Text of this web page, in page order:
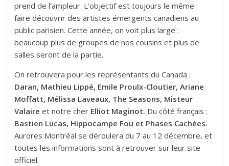
prend de l’ampleur. L’objectif est toujours le même :
faire découvrir des artistes émergents canadiens au
public parisien. Cette année, on voit plus large :
beaucoup plus de groupes de nos cousins et plus de
salles seront de la partie.
On retrouvera pour les représentants du Canada :
Daran, Mathieu Lippé, Emile Proulx-Cloutier, Ariane
Moffatt, Mélissa Laveaux, The Seasons, Misteur
Valaire et notre cher Elliot Maginot. Du côté français :
Bastien Lucas, Hippocampe Fou et Phases Cachées.
Aurores Montréal se déroulera du 7 au 12 décembre, et
toutes les informations sont à retrouver surleur site
officiel.